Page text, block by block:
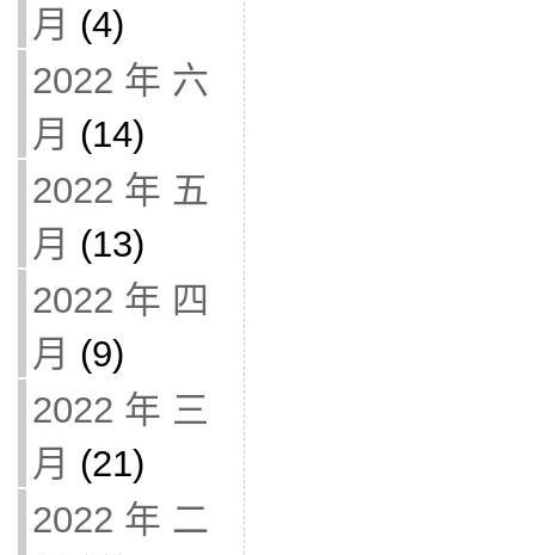
月 (4)
2022 年 六
月 (14)
2022 年 五
月 (13)
2022 年 四
月 (9)
2022 年 三
月 (21)
2022 年 二